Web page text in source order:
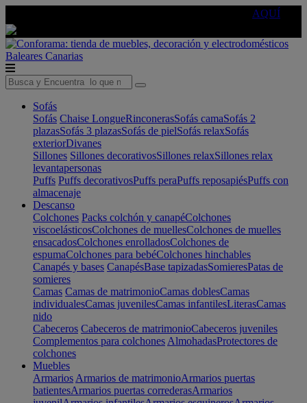
AQUÍ
Baleares Canarias
Sofás
Sofás Chaise LongueRinconerasSofás camaSofás 2
plazasSofás 3 plazasSofás de pielSofás relaxSofás
exteriorDivanes
Sillones Sillones decorativosSillones relaxSillones relax
levantapersonas
Puffs Puffs decorativosPuffs peraPuffs reposapiésPuffs con
almacenaje
Descanso
Colchones Packs colchón y canapéColchones
viscoelásticosColchones de muellesColchones de muelles
ensacadosColchones enrolladosColchones de
espumaColchones para bebéColchones hinchables
Canapés y bases CanapésBase tapizadasSomieresPatas de
somieres
Camas Camas de matrimonioCamas doblesCamas
individualesCamas juvenilesCamas infantilesLiterasCamas
nido
Cabeceros Cabeceros de matrimonioCabeceros juveniles
Complementos para colchones AlmohadasProtectores de
colchones
Muebles
Armarios Armarios de matrimonioArmarios puertas
batientesArmarios puertas correderasArmarios